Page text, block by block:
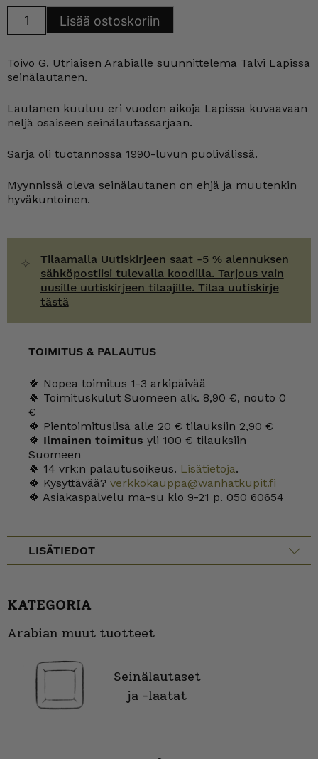
cm
määrä
Lisää ostoskoriin
Toivo G. Utriaisen Arabialle suunnittelema Talvi Lapissa
seinälautanen.
Lautanen kuuluu eri vuoden aikoja Lapissa kuvaavaan
neljä osaiseen seinälautassarjaan.
Sarja oli tuotannossa 1990-luvun puolivälissä.
Myynnissä oleva seinälautanen on ehjä ja muutenkin
hyväkuntoinen.
Tilaamalla Uutiskirjeen saat -5 % alennuksen
sähköpostiisi tulevalla koodilla. Tarjous vain
uusille uutiskirjeen tilaajille. Tilaa uutiskirje
tästä
TOIMITUS & PALAUTUS
🍀 Nopea toimitus 1-3 arkipäivää
🍀 Toimituskulut Suomeen alk. 8,90 €, nouto 0
€
🍀 Pientoimituslisä alle 20 € tilauksiin 2,90 €
🍀 Ilmainen toimitus yli 100 € tilauksiin
Suomeen
🍀 14 vrk:n palautusoikeus. Lisätietoja.
🍀 Kysyttävää? verkkokauppa@wanhatkupit.fi
🍀 Asiakaspalvelu ma-su klo 9-21 p. 050 60654
LISÄTIEDOT
KATEGORIA
Arabian muut tuotteet
Seinälautaset
ja -laatat